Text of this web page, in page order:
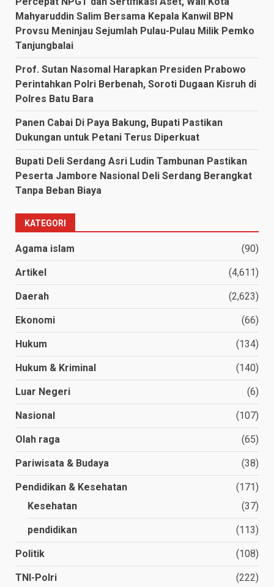
Mahyaruddin Salim Bersama Kepala Kanwil BPN
Provsu Meninjau Sejumlah Pulau-Pulau Milik Pemko
Tanjungbalai
Prof. Sutan Nasomal Harapkan Presiden Prabowo
Perintahkan Polri Berbenah, Soroti Dugaan Kisruh di
Polres Batu Bara
Panen Cabai Di Paya Bakung, Bupati Pastikan
Dukungan untuk Petani Terus Diperkuat
Bupati Deli Serdang Asri Ludin Tambunan Pastikan
Peserta Jambore Nasional Deli Serdang Berangkat
Tanpa Beban Biaya
KATEGORI
Agama islam (90)
Artikel (4,611)
Daerah (2,623)
Ekonomi (66)
Hukum (134)
Hukum & Kriminal (140)
Luar Negeri (6)
Nasional (107)
Olah raga (65)
Pariwisata & Budaya (38)
Pendidikan & Kesehatan
(171)
Kesehatan
(37)
pendidikan (113)
Politik (108)
TNI-Polri (222)